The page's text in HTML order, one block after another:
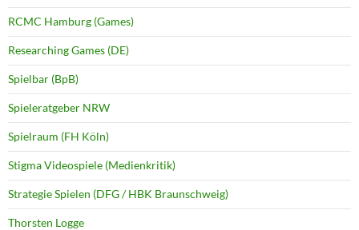
RCMC Hamburg (Games)
Researching Games (DE)
Spielbar (BpB)
Spieleratgeber NRW
Spielraum (FH Köln)
Stigma Videospiele (Medienkritik)
Strategie Spielen (DFG / HBK Braunschweig)
Thorsten Logge